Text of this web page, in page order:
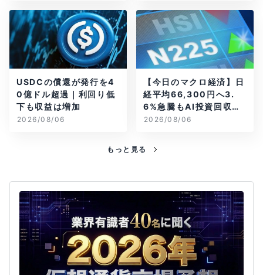
USDCの償還が発行を4
0億ドル超過｜利回り低
下も収益は増加
2026/08/06
【今日のマクロ経済】日
経平均66,300円へ3.
6%急騰もAI投資回収懸
念が再燃
2026/08/06
もっと見る